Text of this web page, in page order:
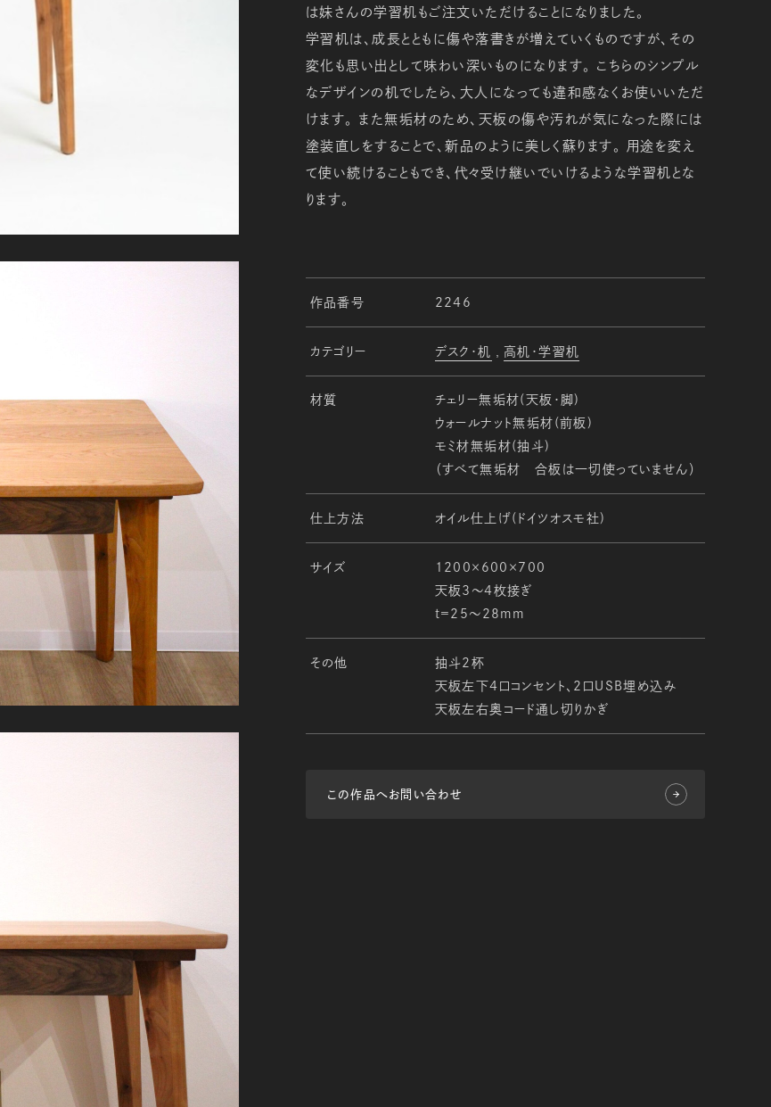
は妹さんの学習机もご注文いただけることになりました。
学習机は、成長とともに傷や落書きが増えていくものですが、その
変化も思い出として味わい深いものになります。 こちらのシンプル
なデザインの机でしたら、大人になっても違和感なくお使いいただ
けます。 また無垢材のため、天板の傷や汚れが気になった際には
塗装直しをすることで、新品のように美しく蘇ります。 用途を変え
て使い続けることもでき、代々受け継いでいけるような学習机とな
ります。
作品番号 2246
カテゴリー デスク・机 高机・学習机
材質 チェリー無垢材(天板・脚)
ウォールナット無垢材(前板)
モミ材無垢材(抽斗)
（すべて無垢材 合板は一切使っていません）
仕上方法 オイル仕上げ(ドイツオスモ社)
サイズ 1200×600×700
天板3～4枚接ぎ
t=25～28mm
その他 抽斗2杯
天板左下4口コンセント、2口USB埋め込み
天板左右奥コード通し切りかぎ
この作品へお問い合わせ